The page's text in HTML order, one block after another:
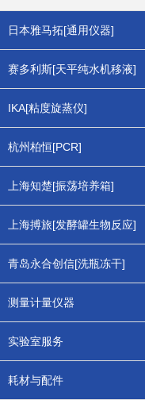
日本雅马拓[通用仪器]
赛多利斯[天平纯水机移液]
IKA[粘度旋蒸仪]
杭州柏恒[PCR]
上海知楚[振荡培养箱]
上海搏旅[发酵罐生物反应]
青岛永合创信[洗瓶冻干]
测量计量仪器
实验室服务
耗材与配件